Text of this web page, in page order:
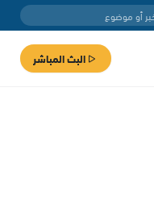
البث المباشر